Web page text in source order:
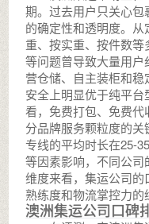
期。过去用户只关心
的确定性和透明度。
重、按实重、按件数
等问题曾导致大量用
营仓储、自主装柜和
安全上明显优于纯平
看，免费打包、免费
分品牌服务颗粒度的
专线的平均时长在25-
等因素影响，不同公
维度来看，集运公司
熟练度和物流掌控力的
澳洲集运公司口碑